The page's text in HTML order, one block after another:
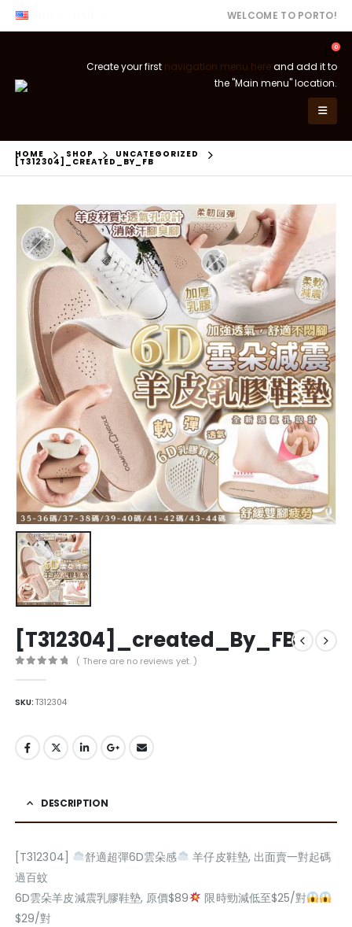
WELCOME TO PORTO!
0
Create your first navigation menu hereand add it to
the "Main menu" location.
HOME SHOP UNCATEGORIZED
[T312304]_CREATED_BY_FB
[T312304]_created_By_FB
( There are no reviews yet. )
SKU:T312304
DESCRIPTION
[T312304] 舒適超彈6D雲朵感
羊仔皮鞋墊, 出面賣一對起碼
過百蚊
6D雲朵羊皮減震乳膠鞋墊, 原價$89
限時勁減低至$25/對
$29/對